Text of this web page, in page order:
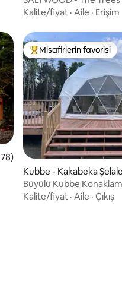
Kalite/fiyat · Aile · Erişim
arasında
ortalama 4,99 puan, 178
Misafirlerin
Misafirlerin favorisi
Kubbe - Kakabeka
Büyülü Kubbe Konaklama
Gecelerde Lüks Kamp
Kalite/fiyat · Aile · Çıkış